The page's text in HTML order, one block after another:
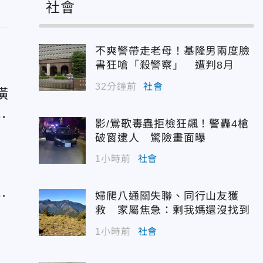
社會
不爽警帶走老母！基隆男兩度臉
書狂嗆「殺警察」 遭判8月
32分鐘前 社會
影/鶯歌毒蟲拒檢狂飆！警轟4槍
破窗逮人 驚險畫面曝
1小時前 社會
婦爬八通關失聯、同行山友獲
救 家屬焦急：剩我媽還沒找到
1小時前 社會